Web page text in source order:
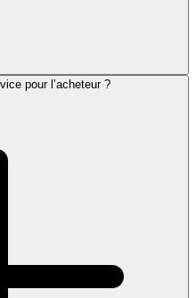
pour l’acheteur ?